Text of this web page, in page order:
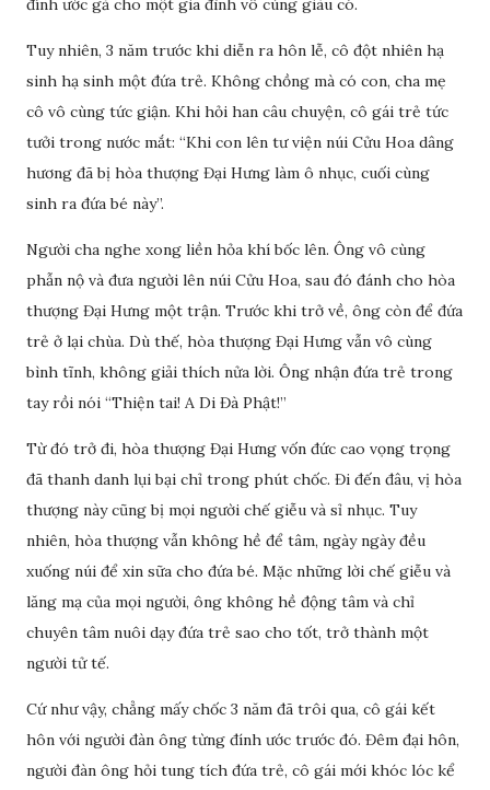
đính ước gả cho một gia đình vô cùng giàu có.
Tuy nhiên, 3 năm trước khi diễn ra hôn lễ, cô đột nhiên hạ
sinh hạ sinh một đứa trẻ. Không chồng mà có con, cha mẹ
cô vô cùng tức giận. Khi hỏi han câu chuyện, cô gái trẻ tức
tưởi trong nước mắt: “Khi con lên tư viện núi Cửu Hoa dâng
hương đã bị hòa thượng Đại Hưng làm ô nhục, cuối cùng
sinh ra đứa bé này”.
Người cha nghe xong liền hỏa khí bốc lên. Ông vô cùng
phẫn nộ và đưa người lên núi Cửu Hoa, sau đó đánh cho hòa
thượng Đại Hưng một trận. Trước khi trở về, ông còn để đứa
trẻ ở lại chùa. Dù thế, hòa thượng Đại Hưng vẫn vô cùng
bình tĩnh, không giải thích nửa lời. Ông nhận đứa trẻ trong
tay rồi nói “Thiện tai! A Di Đà Phật!”
Từ đó trở đi, hòa thượng Đại Hưng vốn đức cao vọng trọng
đã thanh danh lụi bại chỉ trong phút chốc. Đi đến đâu, vị hòa
thượng này cũng bị mọi người chế giễu và sỉ nhục. Tuy
nhiên, hòa thượng vẫn không hề để tâm, ngày ngày đều
xuống núi để xin sữa cho đứa bé. Mặc những lời chế giễu và
lăng mạ của mọi người, ông không hề động tâm và chỉ
chuyên tâm nuôi dạy đứa trẻ sao cho tốt, trở thành một
người tử tế.
Cứ như vậy, chẳng mấy chốc 3 năm đã trôi qua, cô gái kết
hôn với người đàn ông từng đính ước trước đó. Đêm đại hôn,
người đàn ông hỏi tung tích đứa trẻ, cô gái mới khóc lóc kể